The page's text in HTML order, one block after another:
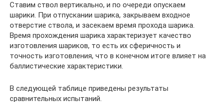
Ставим ствол вертикально, и по очереди опускаем
шарики. При отпускании шарика, закрываем входное
отверстие ствола, и засекаем время прохода шарика.
Время прохождения шарика характеризует качество
изготовления шариков, то есть их сферичность и
точность изготовления, что в конечном итоге влияет на
баллистические характеристики.
В следующей таблице приведены результаты
сравнительных испытаний.